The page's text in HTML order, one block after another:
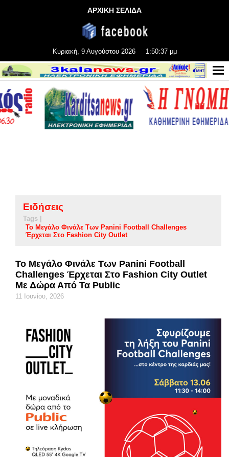
ΑΡΧΙΚΗ ΣΕΛΙΔΑ
Κυριακή, 9 Αυγούστου 2026 1:50:38 μμ
Ειδήσεις
Tags |
Το Μεγάλο Φινάλε Των Panini Football Challenges
Έρχεται Στο Fashion City Outlet
Το Μεγάλο Φινάλε Των Panini Football
Challenges Έρχεται Στο Fashion City Outlet
Με Δώρα Από Τα Public
11 Ιουνίου, 2026